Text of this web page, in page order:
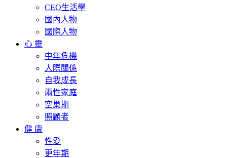
CEO生活學
國內人物
國際人物
心 靈
中年危機
人際關係
自我成長
兩性家庭
空巢期
照顧者
健 康
性愛
更年期